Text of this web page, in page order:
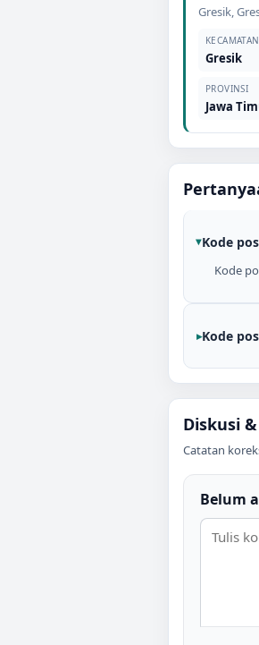
Gresik,
KECAMATAN
Gresik
PROVINSI
Jawa
Kode
Kode
Kode
Diskusi
Catatan
Belum